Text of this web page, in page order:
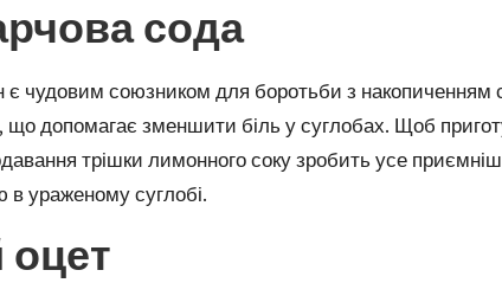
сода
є чудовим союзником для боротьби з накопиченням
, що допомагає зменшити біль у суглобах. Щоб
трішки лимонного соку зробить усе
ураженому суглобі.
оцет